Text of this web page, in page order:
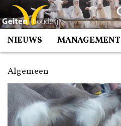
Spring
naar
inhoud
NIEUWS MANAGEMENT
Algemeen